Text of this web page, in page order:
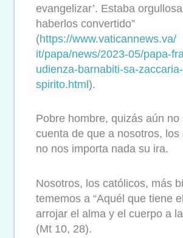
evangelizar’. Estaba
haberlos convertido”
(https://www.vaticannews.va/
it/papa/news/2023-05/papa-
udienza-barnabiti-sa-
spirito.html).
Pobre hombre, quizás aún no
cuenta de que a nosotros, los
no nos importa nada su ira.
Nosotros, los católicos, más
tememos a “Aquél que tiene
arrojar el alma y el cuerpo a
(Mt 10, 28).